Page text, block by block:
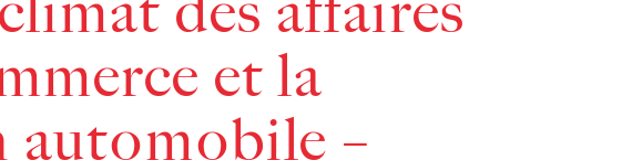
et la
automobile –